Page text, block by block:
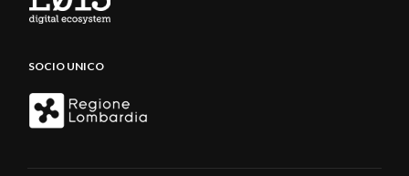
SOCIO UNICO